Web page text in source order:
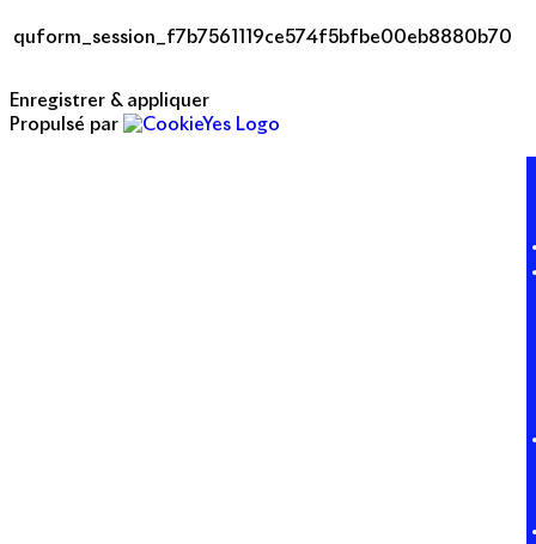
quform_session_f7b7561119ce574f5bfbe00eb8880b70
Enregistrer & appliquer
Propulsé par